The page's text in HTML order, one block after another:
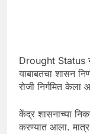
Drought Status
याबाबतचा शासन
रोजी निर्गमित केला
केंद्र शासनाच्या
करण्यात आला. मात्र